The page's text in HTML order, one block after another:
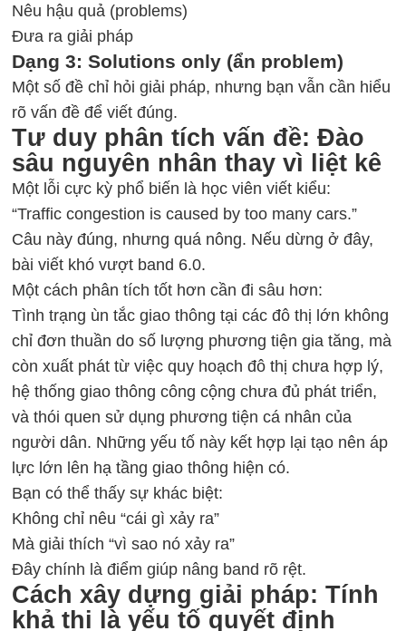
Nêu hậu quả (problems)
Đưa ra giải pháp
Dạng 3: Solutions only (ẩn problem)
Một số đề chỉ hỏi giải pháp, nhưng bạn vẫn cần hiểu
rõ vấn đề để viết đúng.
Tư duy phân tích vấn đề: Đào
sâu nguyên nhân thay vì liệt kê
Một lỗi cực kỳ phổ biến là học viên viết kiểu:
“Traffic congestion is caused by too many cars.”
Câu này đúng, nhưng quá nông. Nếu dừng ở đây,
bài viết khó vượt band 6.0.
Một cách phân tích tốt hơn cần đi sâu hơn:
Tình trạng ùn tắc giao thông tại các đô thị lớn không
chỉ đơn thuần do số lượng phương tiện gia tăng, mà
còn xuất phát từ việc quy hoạch đô thị chưa hợp lý,
hệ thống giao thông công cộng chưa đủ phát triển,
và thói quen sử dụng phương tiện cá nhân của
người dân. Những yếu tố này kết hợp lại tạo nên áp
lực lớn lên hạ tầng giao thông hiện có.
Bạn có thể thấy sự khác biệt:
Không chỉ nêu “cái gì xảy ra”
Mà giải thích “vì sao nó xảy ra”
Đây chính là điểm giúp nâng band rõ rệt.
Cách xây dựng giải pháp: Tính
khả thi là yếu tố quyết định